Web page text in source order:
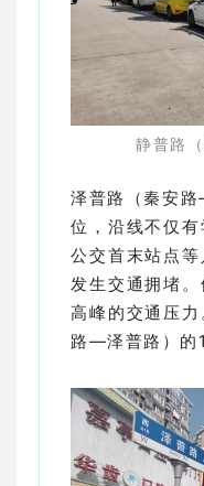
静普路
泽普路（秦安
位，沿线不仅有
公交首末站点
发生交通拥堵
高峰的交通压
路—泽普路）的